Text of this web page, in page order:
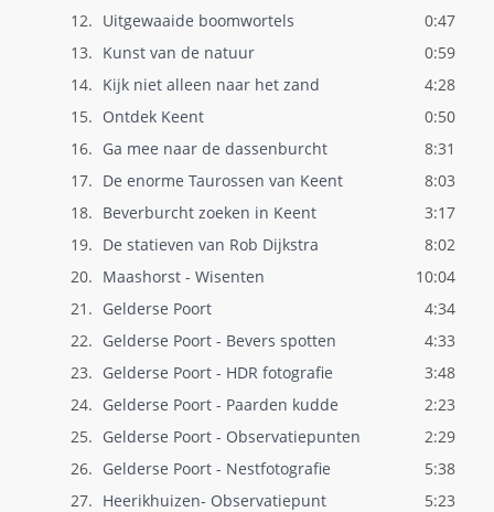
12. Uitgewaaide boomwortels
0:47
13. Kunst van de natuur
0:59
14. Kijk niet alleen naar het zand
4:28
15. Ontdek Keent
0:50
16. Ga mee naar de dassenburcht
8:31
17. De enorme Taurossen van Keent
8:03
18. Beverburcht zoeken in Keent
3:17
19. De statieven van Rob Dijkstra
8:02
20. Maashorst - Wisenten
10:04
21. Gelderse Poort
4:34
22. Gelderse Poort - Bevers spotten
4:33
23. Gelderse Poort - HDR fotografie
3:48
24. Gelderse Poort - Paarden kudde
2:23
25. Gelderse Poort - Observatiepunten
2:29
26. Gelderse Poort - Nestfotografie
5:38
27. Heerikhuizen- Observatiepunt
5:23